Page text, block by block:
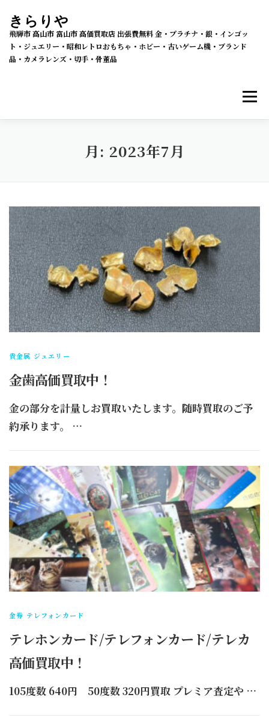
ン
ス
きらりや
飛騨市 高山市 富山市 高価買取店 出張費無料 金・プラチナ・銀・インゴッ
ト・ジュエリー・昭和レトロおもちゃ・ホビー・古いゲーム機・ブランド
品・カメラレンズ・切手・骨董品
メニ
買取品目
買取の流れ 会社概要
月: 2023年7月
貴金属 ジュエリー
金歯高価買取中！
金の部分を計量しお買取いたします。随時買取のご予
約承ります。 …
金券 テレフォンカード
テレホンカード/テレフォンカード/テレカ
高価買取中！
105度数 640円 50度数 320円買取 プレミア査定や …